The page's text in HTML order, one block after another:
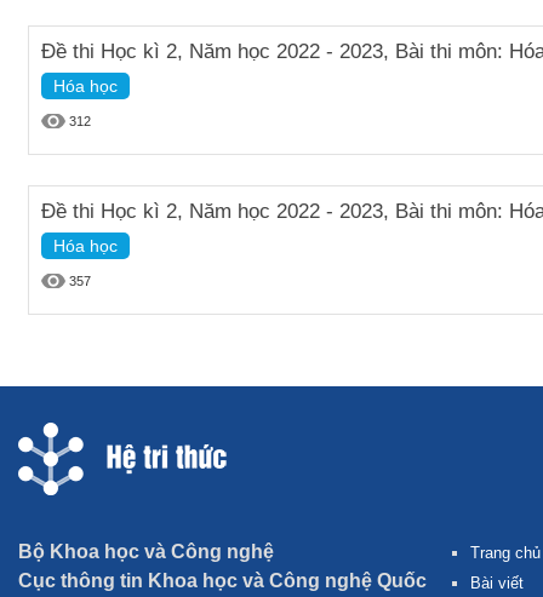
Đề thi Học kì 2, Năm học 2022 - 2023, Bài thi môn:
Hóa học
312
Đề thi Học kì 2, Năm học 2022 - 2023, Bài thi môn:
Hóa học
357
Bộ Khoa học và Công nghệ
Cục thông tin Khoa học và Công nghệ Quốc
Trang chủ
Bài viết